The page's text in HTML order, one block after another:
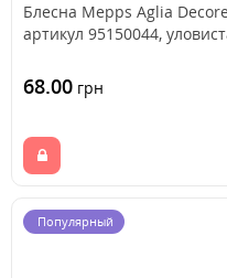
Блесна Mepps Aglia
артикул 95150044,
68.00 грн
Популярный